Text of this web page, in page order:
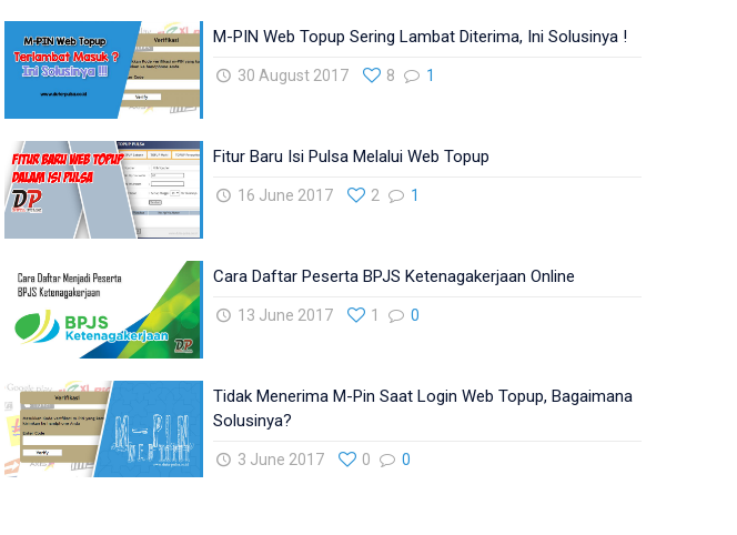
M-PIN Web Topup Sering Lambat Diterima, Ini Solusinya !
30 August 2017 1
8
Fitur Baru Isi Pulsa Melalui Web Topup
16 June 2017 1
2
Cara Daftar Peserta BPJS Ketenagakerjaan Online
13 June 2017 0
1
Tidak Menerima M-Pin Saat Login Web Topup, Bagaimana
Solusinya?
3 June 2017 0
0